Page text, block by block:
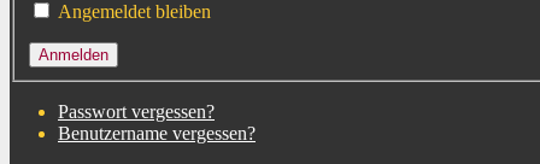
Angemeldet bleiben
Passwort vergessen?
Benutzername vergessen?